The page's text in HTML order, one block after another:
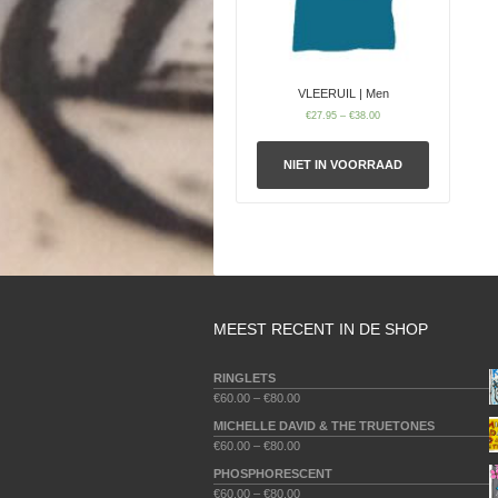
VLEERUIL | Men
€27.95 –€38.00
NIET IN VOORRAAD
MEEST RECENT IN DE SHOP
RINGLETS
€60.00 – €80.00
MICHELLE DAVID & THE TRUETONES
€60.00 – €80.00
PHOSPHORESCENT
€60.00 – €80.00